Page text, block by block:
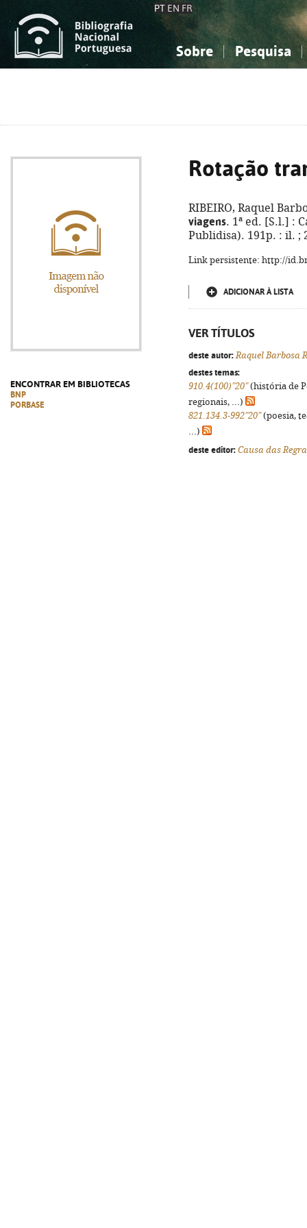
PT EN FR
Sobre Pesquisa
ENCONTRAR EM BIBLIOTECAS
BNP
PORBASE
Rotação
RIBEIRO, Raquel
viagens. 1ª ed. [S.l.] :
Publidisa). 191p. : il. ;
Link persistente: http://
ADICIONAR À LISTA
VER TÍTULOS
deste autor: Raquel Barbosa
destes temas:
910.4(100)"20"(história de
regionais, ...)
821.134.3-992"20"(poesia,
...)
deste editor: Causa das